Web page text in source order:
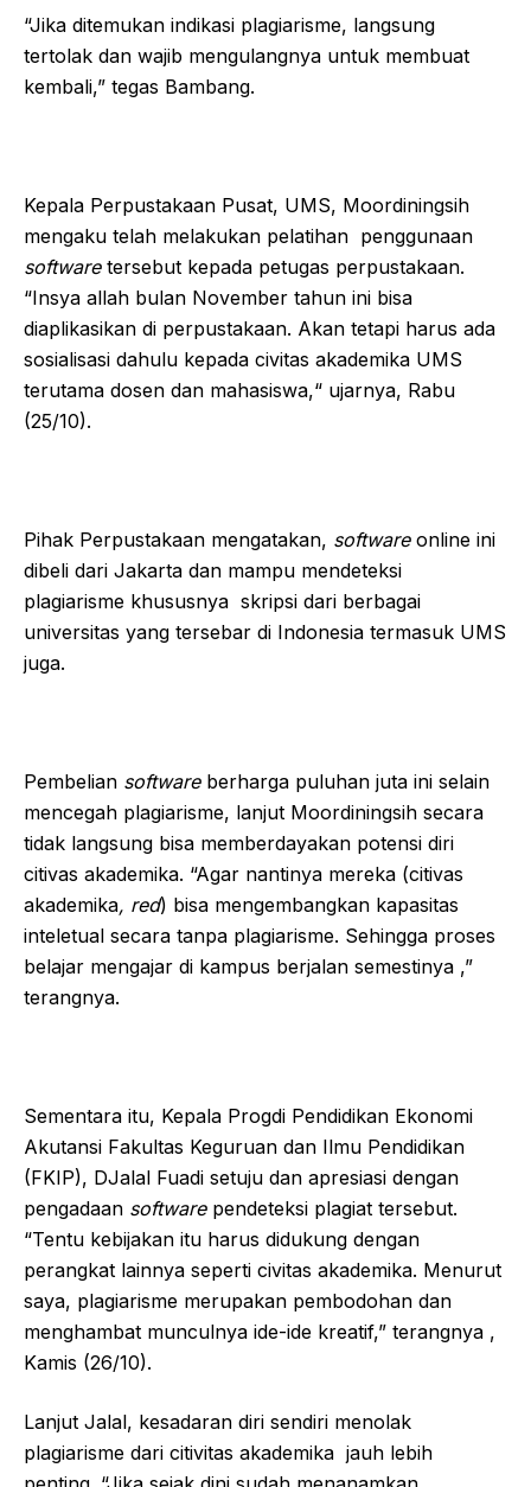
“Jika ditemukan indikasi plagiarisme, langsung
tertolak dan wajib mengulangnya untuk membuat
kembali,” tegas Bambang.
Kepala Perpustakaan Pusat, UMS, Moordiningsih
mengaku telah melakukan pelatihan penggunaan
softwaretersebut kepada petugas perpustakaan.
“Insya allah bulan November tahun ini bisa
diaplikasikan di perpustakaan. Akan tetapi harus ada
sosialisasi dahulu kepada civitas akademika UMS
terutama dosen dan mahasiswa,“ ujarnya, Rabu
(25/10).
Pihak Perpustakaan mengatakan, softwareonline ini
dibeli dari Jakarta dan mampu mendeteksi
plagiarisme khususnya skripsi dari berbagai
universitas yang tersebar di Indonesia termasuk UMS
juga.
Pembelian softwareberharga puluhan juta ini selain
mencegah plagiarisme, lanjut Moordiningsih secara
tidak langsung bisa memberdayakan potensi diri
citivas akademika. “Agar nantinya mereka (citivas
akademika, red) bisa mengembangkan kapasitas
inteletual secara tanpa plagiarisme. Sehingga proses
belajar mengajar di kampus berjalan semestinya ,”
terangnya.
Sementara itu, Kepala Progdi Pendidikan Ekonomi
Akutansi Fakultas Keguruan dan Ilmu Pendidikan
(FKIP), DJalal Fuadi setuju dan apresiasi dengan
pengadaan softwarependeteksi plagiat tersebut.
“Tentu kebijakan itu harus didukung dengan
perangkat lainnya seperti civitas akademika. Menurut
saya, plagiarisme merupakan pembodohan dan
menghambat munculnya ide-ide kreatif,” terangnya ,
Kamis (26/10).
Lanjut Jalal, kesadaran diri sendiri menolak
plagiarisme dari citivitas akademika jauh lebih